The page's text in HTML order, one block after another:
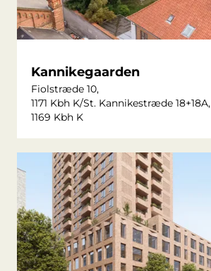
Kannikegaarden
Fiolstræde 10,
1171 Kbh K/St. Kannikestræde 18+18A,
1169 Kbh K